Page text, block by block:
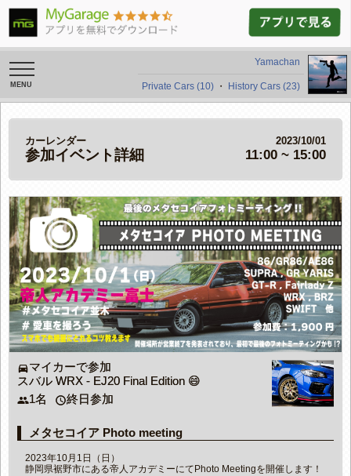
toggle
navigation
Yamachan
Private Cars (10) ・ History Cars (23)
カーレンダー 2023/10/01
参加イベント詳細 11:00 ~ 15:00
directions_carマイカーで参加
スバル WRX - EJ20 Final Edition 😄
people1名 access_time終日参加
メタセコイア Photo meeting
2023年10月1日（日）
静岡県裾野市にある帝人アカデミーにてPhoto Meetingを開催します！